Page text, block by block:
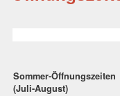
Sommer-Öffnungszeiten
(Juli-August)